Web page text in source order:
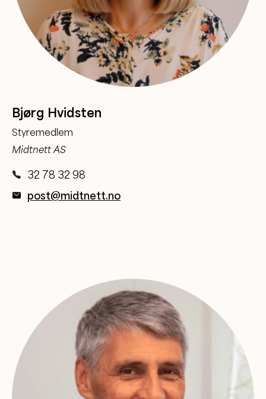
Bjørg Hvidsten
Styremedlem
Midtnett AS
32 78 32 98
post@midtnett.no